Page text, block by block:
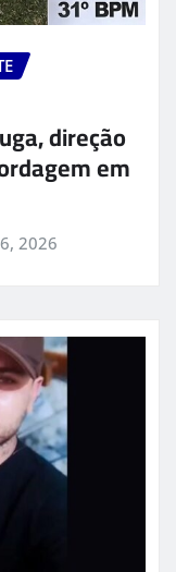
direção
em
2026